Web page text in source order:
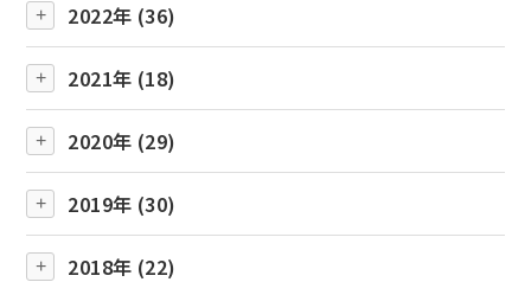
2022年 (36)
2021年 (18)
2020年 (29)
2019年 (30)
2018年 (22)